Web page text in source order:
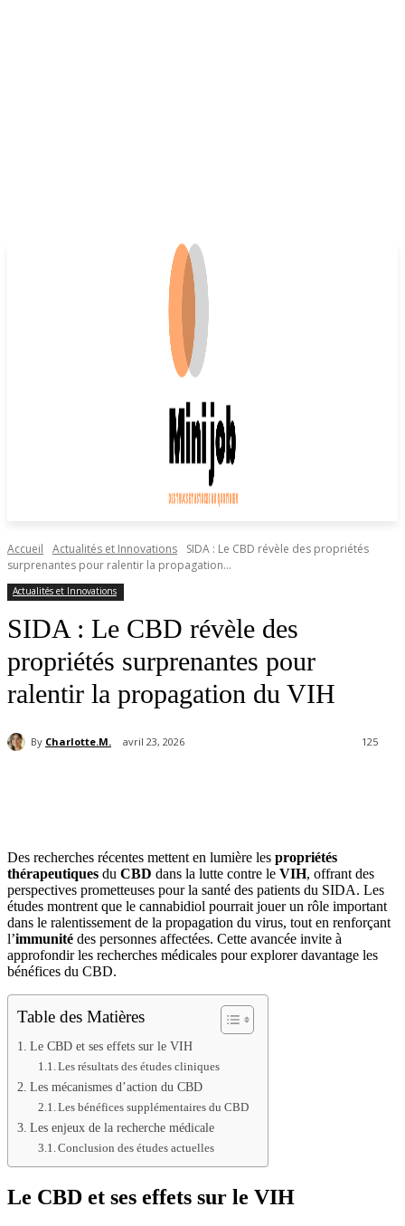
Accueil Actualités et Innovations
SIDA : Le CBD révèle des propriétés
surprenantes pour ralentir la propagation...
Actualités et Innovations
SIDA : Le CBD révèle des
propriétés surprenantes pour
ralentir la propagation du VIH
By Charlotte.M. avril 23, 2026 125
Des recherches récentes mettent en lumière les propriétés
thérapeutiques du CBD dans la lutte contre le VIH, offrant des
perspectives prometteuses pour la santé des patients du SIDA. Les
études montrent que le cannabidiol pourrait jouer un rôle important
dans le ralentissement de la propagation du virus, tout en renforçant
l’immunité des personnes affectées. Cette avancée invite à
approfondir les recherches médicales pour explorer davantage les
bénéfices du CBD.
Table des Matières
Le CBD et ses effets sur le VIH
Les résultats des études cliniques
Les mécanismes d’action du CBD
Les bénéfices supplémentaires du CBD
Les enjeux de la recherche médicale
Conclusion des études actuelles
Le CBD et ses effets sur le VIH